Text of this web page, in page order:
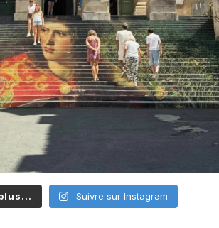
Suivre sur Instagram